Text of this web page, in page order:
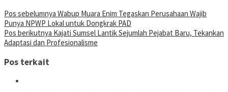
Pos sebelumnya Wabup Muara Enim Tegaskan Perusahaan Wajib
Punya NPWP Lokal untuk Dongkrak PAD
Pos berikutnya Kajati Sumsel Lantik Sejumlah Pejabat Baru, Tekankan
Adaptasi dan Profesionalisme
Pos terkait